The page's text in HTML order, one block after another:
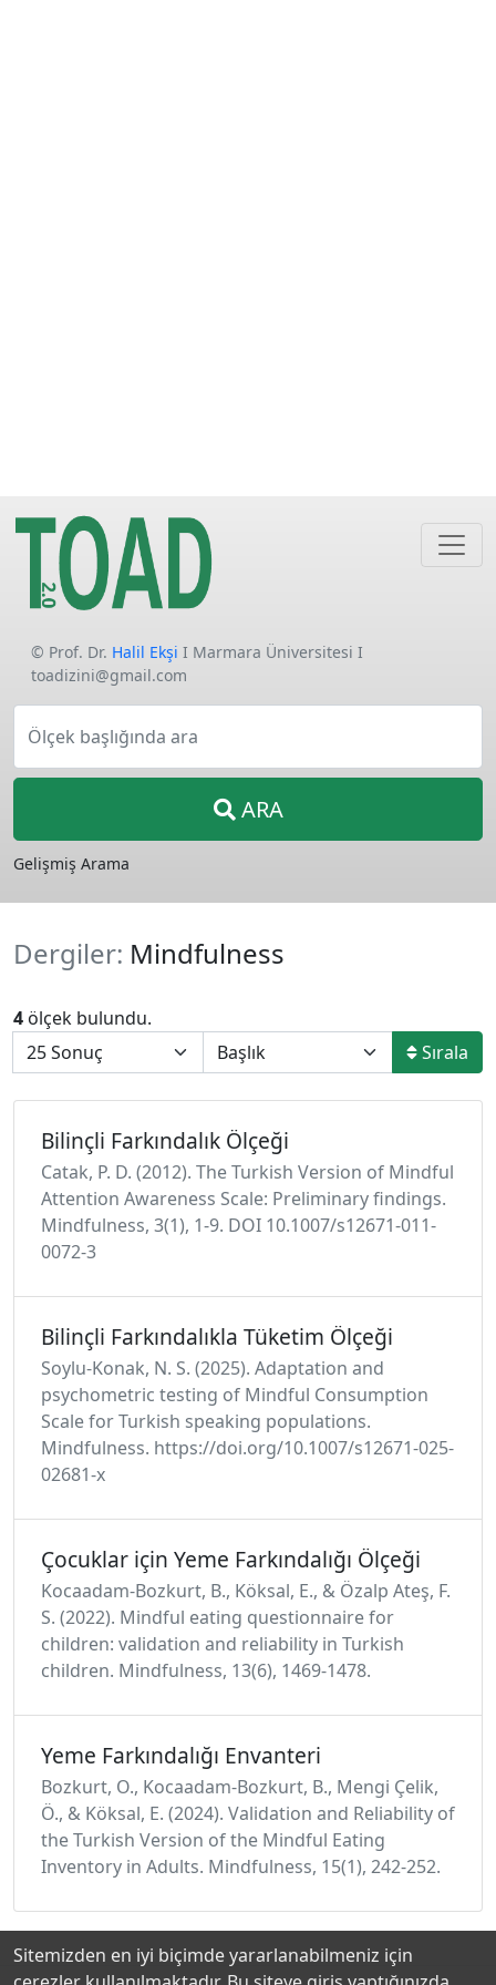
© Prof. Dr. Halil Ekşi I Marmara Üniversitesi I
toadizini@gmail.com
Ölçek başlığında ara
ARA
Gelişmiş Arama
Dergiler: Mindfulness
4 ölçek bulundu.
Sırala
Bilinçli Farkındalık Ölçeği
Catak, P. D. (2012). The Turkish Version of Mindful
Attention Awareness Scale: Preliminary findings.
Mindfulness, 3(1), 1-9. DOI 10.1007/s12671-011-
0072-3
Bilinçli Farkındalıkla Tüketim Ölçeği
Soylu-Konak, N. S. (2025). Adaptation and
psychometric testing of Mindful Consumption
Scale for Turkish speaking populations.
Mindfulness. https://doi.org/10.1007/s12671-025-
02681-x
Çocuklar için Yeme Farkındalığı Ölçeği
Kocaadam-Bozkurt, B., Köksal, E., & Özalp Ateş, F.
S. (2022). Mindful eating questionnaire for
children: validation and reliability in Turkish
children. Mindfulness, 13(6), 1469-1478.
Yeme Farkındalığı Envanteri
Bozkurt, O., Kocaadam-Bozkurt, B., Mengi Çelik,
Ö., & Köksal, E. (2024). Validation and Reliability of
the Turkish Version of the Mindful Eating
Inventory in Adults. Mindfulness, 15(1), 242-252.
Sitemizden en iyi biçimde yararlanabilmeniz için